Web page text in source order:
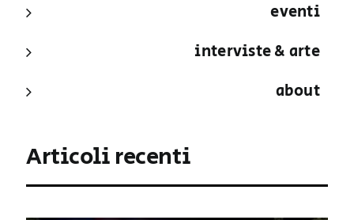
eventi
interviste & arte
about
Articoli recenti